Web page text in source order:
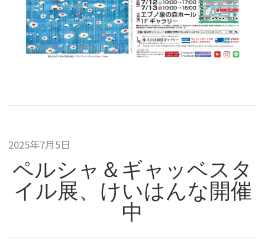
2025年7月5日
ペルシャ＆ギャッベスタ
イル展、けいはんな開催
中